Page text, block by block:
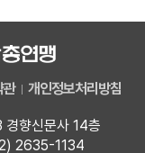
관 개인정보처리방침
향신문사 14층
2635-1134